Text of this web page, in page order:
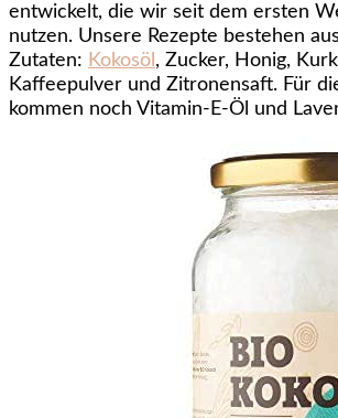
entwickelt, die wir seit dem ersten
nutzen. Unsere Rezepte bestehen
Zutaten: Kokosöl , Zucker, Honig,
Kaffeepulver und Zitronensaft. Für
kommen noch Vitamin-E-Öl und